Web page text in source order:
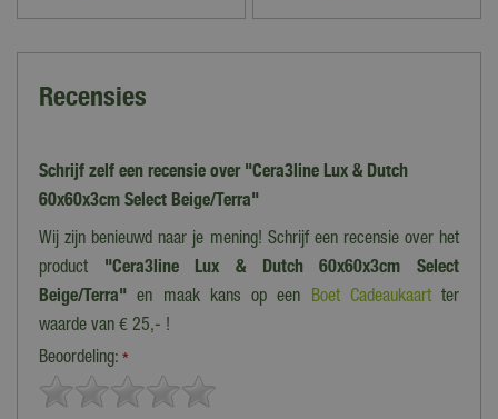
Recensies
Schrijf zelf een recensie over "Cera3line Lux & Dutch
60x60x3cm Select Beige/Terra"
Wij zijn benieuwd naar je mening! Schrijf een recensie over het
product "Cera3line Lux & Dutch 60x60x3cm Select
Beige/Terra" en maak kans op een Boet Cadeaukaartter
waarde van € 25,- !
Beoordeling: *